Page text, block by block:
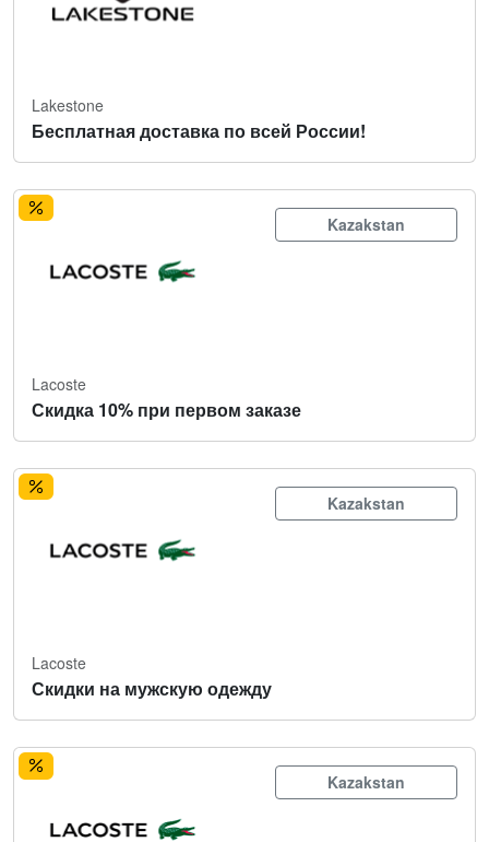
Lakestone
Бесплатная доставка по всей России!
Kazakstan
Lacoste
Скидка 10% при первом заказе
Kazakstan
Lacoste
Скидки на мужскую одежду
Kazakstan